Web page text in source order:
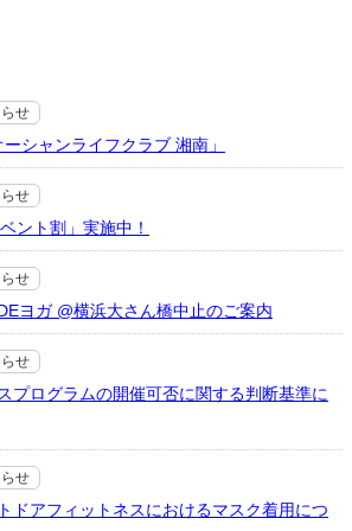
せ
シャンライフクラブ 湘南」
せ
ント割」実施中！
せ
ヨガ @横浜大さん橋中止のご案内
せ
プログラムの開催可否に関する判断基準に
せ
ドアフィットネスにおけるマスク着用につ